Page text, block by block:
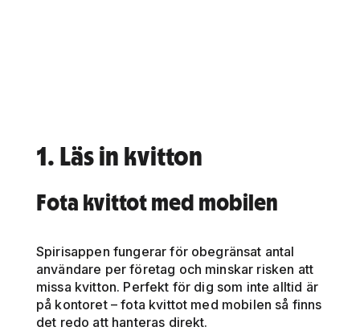
1. Läs in kvitton
Fota kvittot med mobilen
Spirisappen fungerar för obegränsat antal
användare per företag och minskar risken att
missa kvitton. Perfekt för dig som inte alltid är
på kontoret – fota kvittot med mobilen så finns
det redo att hanteras direkt.